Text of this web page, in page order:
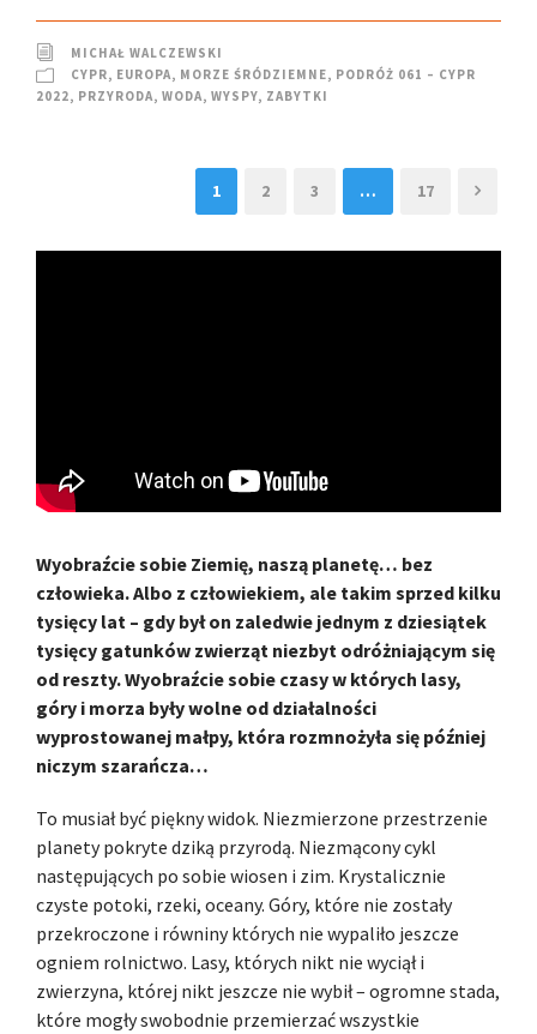
MICHAŁ WALCZEWSKI
CYPR, EUROPA, MORZE ŚRÓDZIEMNE, PODRÓŻ 061 – CYPR
2022, PRZYRODA, WODA, WYSPY, ZABYTKI
1 2 3 … 17
Wyobraźcie sobie Ziemię, naszą planetę… bez
człowieka. Albo z człowiekiem, ale takim sprzed kilku
tysięcy lat – gdy był on zaledwie jednym z dziesiątek
tysięcy gatunków zwierząt niezbyt odróżniającym się
od reszty. Wyobraźcie sobie czasy w których lasy,
góry i morza były wolne od działalności
wyprostowanej małpy, która rozmnożyła się później
niczym szarańcza…
To musiał być piękny widok. Niezmierzone przestrzenie
planety pokryte dziką przyrodą. Niezmącony cykl
następujących po sobie wiosen i zim. Krystalicznie
czyste potoki, rzeki, oceany. Góry, które nie zostały
przekroczone i równiny których nie wypaliło jeszcze
ogniem rolnictwo. Lasy, których nikt nie wyciął i
zwierzyna, której nikt jeszcze nie wybił – ogromne stada,
które mogły swobodnie przemierzać wszystkie